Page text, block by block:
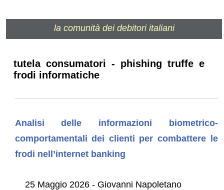
la comunità dei debitori italiani
tutela consumatori - phishing truffe e
frodi informatiche
Analisi delle informazioni biometrico-
comportamentali dei clienti per combattere le
frodi nell’internet banking
25 Maggio 2026 - Giovanni Napoletano